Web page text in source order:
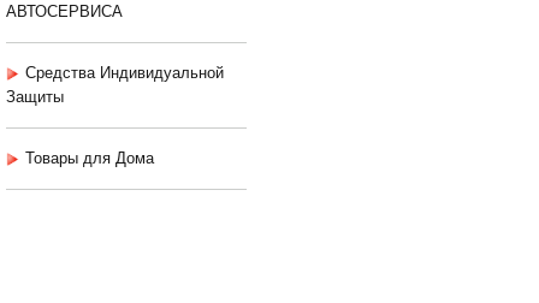
АВТОСЕРВИСА
Средства Индивидуальной
Защиты
Товары для Дома